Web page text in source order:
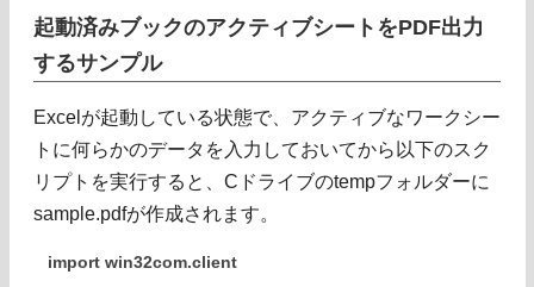
起動済みブックのアクティブシートをPDF出力
するサンプル
Excelが起動している状態で、アクティブなワークシー
トに何らかのデータを入力しておいてから以下のスク
リプトを実行すると、Cドライブのtempフォルダーに
sample.pdfが作成されます。
import win32com.client